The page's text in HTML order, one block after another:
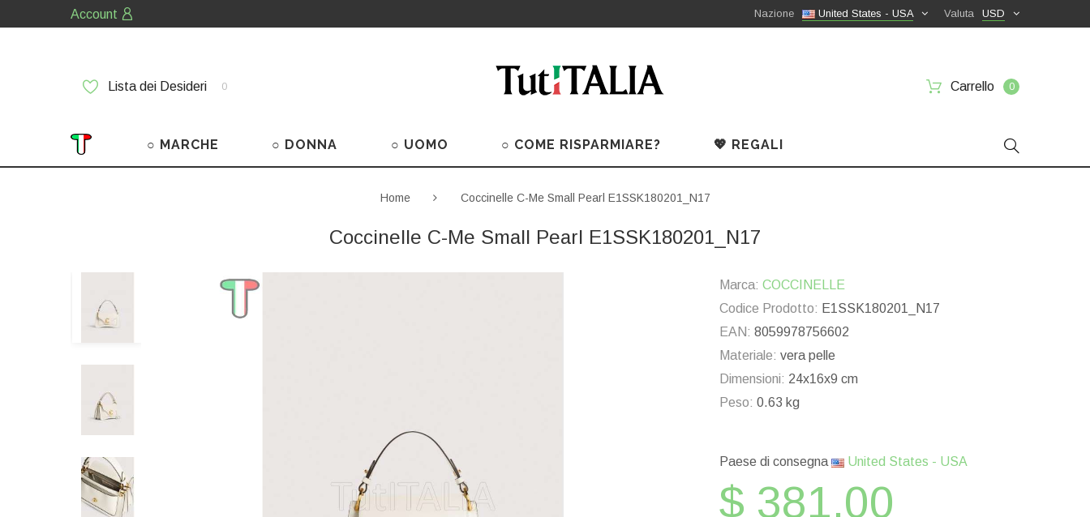
Account USD
Valuta
United States - USA
Nazione
Lista dei Desideri 0 Carrello 0
○ MARCHE ○ DONNA ○ UOMO ○ COME RISPARMIARE? 💖 REGALI
Home Coccinelle C-Me Small Pearl E1SSK180201_N17
Coccinelle C-Me Small Pearl E1SSK180201_N17
Marca: COCCINELLE
Codice Prodotto: E1SSK180201_N17
EAN: 8059978756602
Materiale: vera pelle
Dimensioni: 24x16x9 cm
Peso: 0.63 kg
Paese di consegna United States - USA
$ 381.00